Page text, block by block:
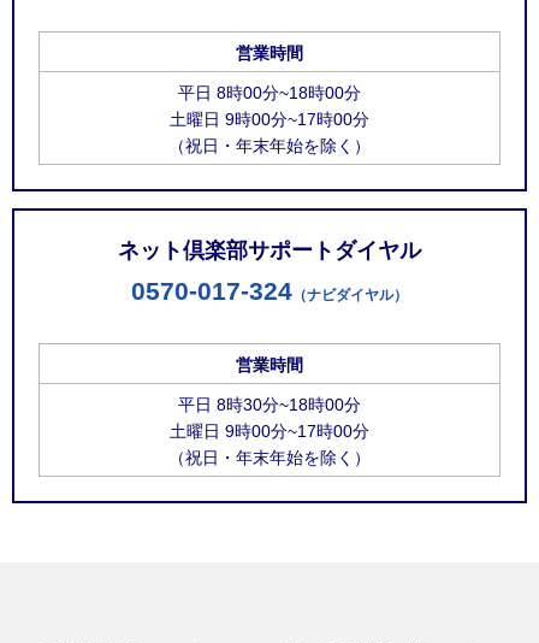
営業時間
平日 8時00分~18時00分
土曜日 9時00分~17時00分
（祝日・年末年始を除く）
ネット倶楽部サポートダイヤル
0570-017-324 （ナビダイヤル）
営業時間
平日 8時30分~18時00分
土曜日 9時00分~17時00分
（祝日・年末年始を除く）